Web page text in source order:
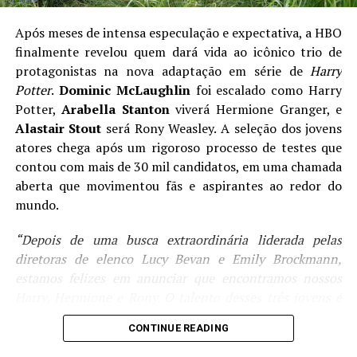
uma grande campanha de D&D. Aquele momento em
que o mestre do jogo aumenta a tensão ao máximo,
lança os dados finais e deixa claro que não haverá outro
turno depois daquele. A ação é grandiosa, os riscos são
reais e as consequências, definitivas. Não há espaço para
distrações. Cada decisão importa.
Mas o que torna esse final verdadeiramente especial não
é apenas o espetáculo — é o coração. A série entende
que despedidas não precisam ser silenciosas nem
apressadas. Há tempo para olhares, conversas, abraços e
acertos de contas emocionais. Há espaço para que cada
personagem tenha seu momento, não apenas como
herói, mas como ser humano.
Após meses de intensa especulação e expectativa, a HBO
finalmente revelou quem dará vida ao icônico trio de
protagonistas na nova adaptação em série deHarry
Potter. Dominic McLaughlinfoi escalado como Harry
Potter,Arabella Stantonviverá Hermione Granger, e
Alastair Stout será Rony Weasley. A seleção dos jovens
atores chega após um rigoroso processo de testes que
contou com mais de 30 mil candidatos, em uma chamada
aberta que movimentou fãs e aspirantes ao redor do
mundo.
“Depois de uma busca extraordinária liderada pelas
diretoras de elenco Lucy Bevan e Emily Brockmann,
estamos felizes em anunciar que encontramos nossos
maravilhoso de se ver, e mal podemos esperar para que o
mundo testemunhe a magia deles juntos em cena”
CONTINUE READING